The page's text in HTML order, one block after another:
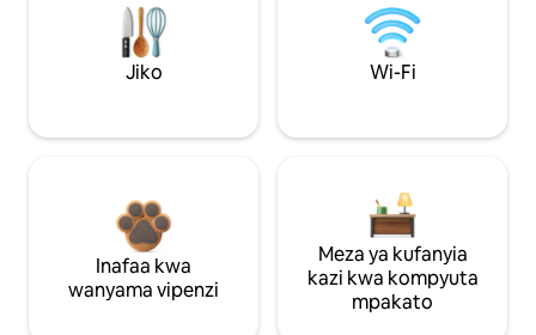
Jiko Wi-Fi
Inafaa kwa
wanyama vipenzi
Meza ya kufanyia
kazi kwa kompyuta
mpakato